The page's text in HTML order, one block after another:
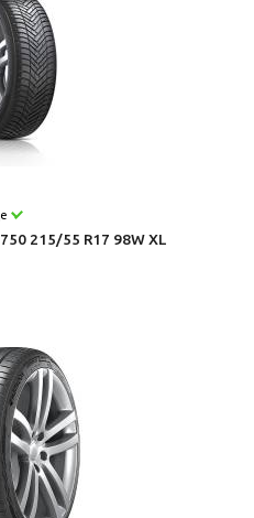
215/55 R17 98W XL